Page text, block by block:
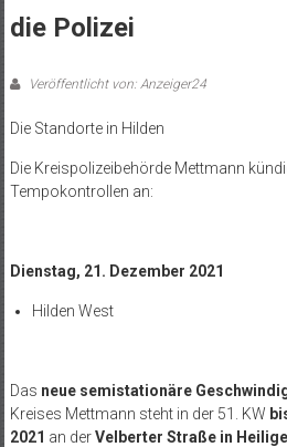
die Polizei
Veröffentlicht von: Anzeiger24
Die Standorte in Hilden
Die Kreispolizeibehörde Mettmann
Tempokontrollen an:
Dienstag, 21. Dezember 2021
Hilden West
Das neue semistationäre
Kreises Mettmann steht in der 51. KW
2021 an derVelberter Straße in